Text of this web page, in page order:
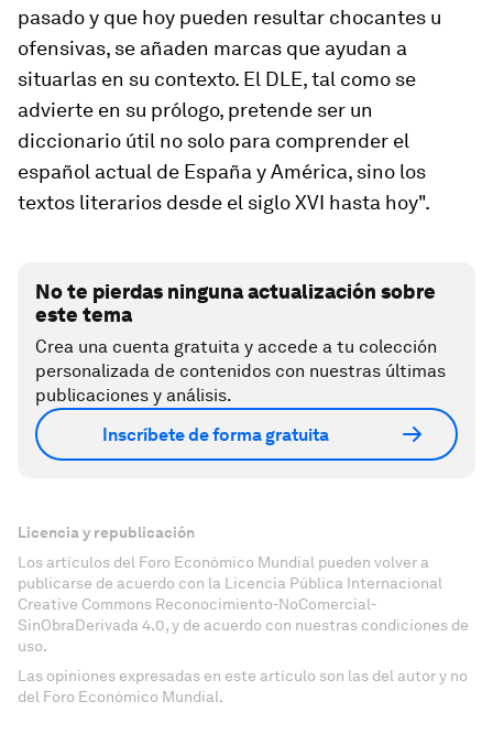
pasado y que hoy pueden resultar chocantes u
ofensivas, se añaden marcas que ayudan a
situarlas en su contexto. El DLE, tal como se
advierte en su prólogo, pretende ser un
diccionario útil no solo para comprender el
español actual de España y América, sino los
textos literarios desde el siglo XVI hasta hoy".
No te pierdas ninguna actualización sobre
este tema
Crea una cuenta gratuita y accede a tu colección
personalizada de contenidos con nuestras últimas
publicaciones y análisis.
Inscríbete de forma gratuita
Licencia y republicación
Los artículos del Foro Económico Mundial pueden volver a
publicarse de acuerdo con la Licencia Pública Internacional
Creative Commons Reconocimiento-NoComercial-
SinObraDerivada 4.0, y de acuerdo con nuestras condiciones de
uso.
Las opiniones expresadas en este artículo son las del autor y no
del Foro Económico Mundial.